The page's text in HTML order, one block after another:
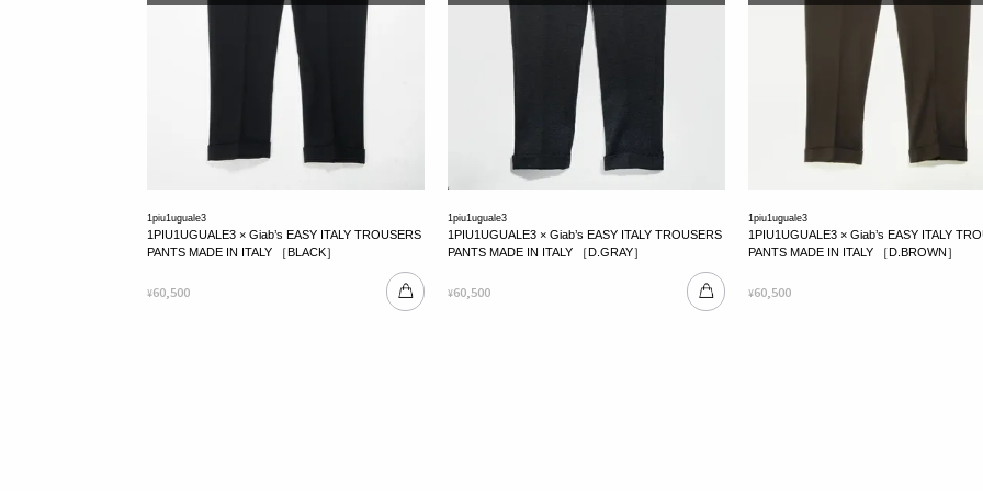
1piu1uguale3
1PIU1UGUALE3 × Giab’s EASY ITALY TROUSERS
PANTS MADE IN ITALY ［BLACK］
¥60,500
1piu1uguale3
1PIU1UGUALE3 × Giab’s EASY ITALY TROUSERS
PANTS MADE IN ITALY ［D.GRAY］
¥60,500
1piu1uguale3
1PIU1UGUALE3 × Giab’s EASY ITALY
PANTS MADE IN ITALY ［D.BROWN］
¥60,500